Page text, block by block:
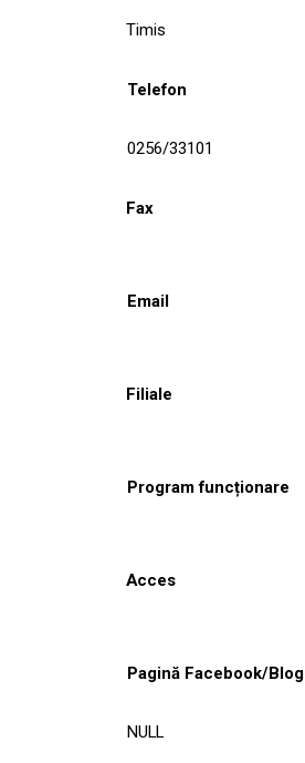
Timis
Telefon
0256/33101
Fax
Email
Filiale
Program funcționare
Acces
Pagină Facebook/Blog
NULL